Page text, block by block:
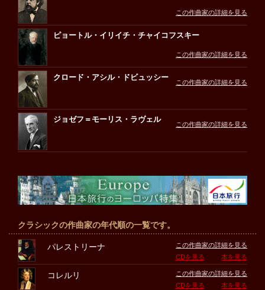
この作曲家の詳細を見る
ピョートル・イリイチ・チャイコフスキー
この作曲家の詳細を見る
クロード・アシル・ドビュッシー
この作曲家の詳細を見る
ジョゼフ＝モーリス・ラヴェル
この作曲家の詳細を見る
クラシックの作曲家の年代順の一覧です。
パレストリーナ
この作曲家の詳細を見る
CDを見る
本を見る
コレルリ
この作曲家の詳細を見る
CDを見る
本を見る